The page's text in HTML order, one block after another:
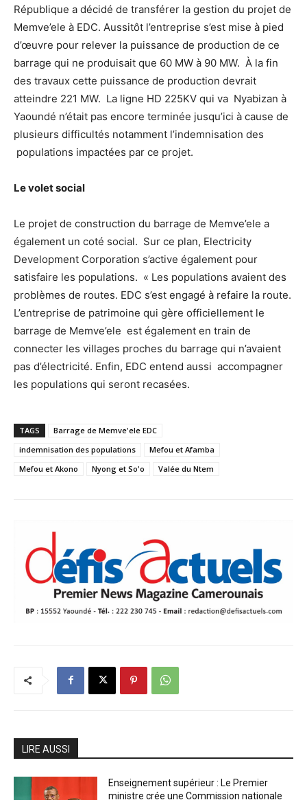
République a décidé de transférer la gestion du projet de
Memve’ele à EDC. Aussitôt l’entreprise s’est mise à pied
d’œuvre pour relever la puissance de production de ce
barrage qui ne produisait que 60 MW à 90 MW. À la fin
des travaux cette puissance de production devrait
atteindre 221 MW. La ligne HD 225KV qui va Nyabizan à
Yaoundé n’était pas encore terminée jusqu’ici à cause de
plusieurs difficultés notamment l’indemnisation des
populations impactées par ce projet.
Le volet social
Le projet de construction du barrage de Memve’ele a
également un coté social. Sur ce plan, Electricity
Development Corporation s’active également pour
satisfaire les populations. « Les populations avaient des
problèmes de routes. EDC s’est engagé à refaire la route.
L’entreprise de patrimoine qui gère officiellement le
barrage de Memve’ele est également en train de
connecter les villages proches du barrage qui n’avaient
pas d’électricité. Enfin, EDC entend aussi accompagner
les populations qui seront recasées.
TAGS
Barrage de Memve'ele EDC
indemnisation des populations
Mefou et Afamba
Mefou et Akono
Nyong et So'o Valée du Ntem
LIRE AUSSI
Enseignement supérieur : Le Premier
ministre crée une Commission nationale